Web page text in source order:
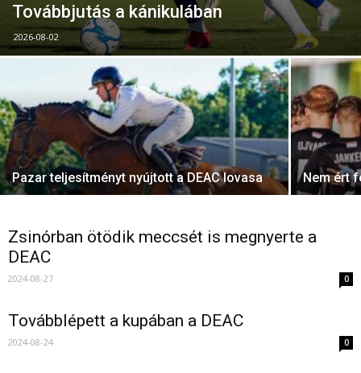
Továbbjutás a kánikulában
2026-08-02
Pazar teljesítményt nyújtott a DEAC lovasa Nem ért
Zsinórban ötödik meccsét is megnyerte a
DEAC
2024-08-27 0
Továbblépett a kupában a DEAC
2024-08-24 0